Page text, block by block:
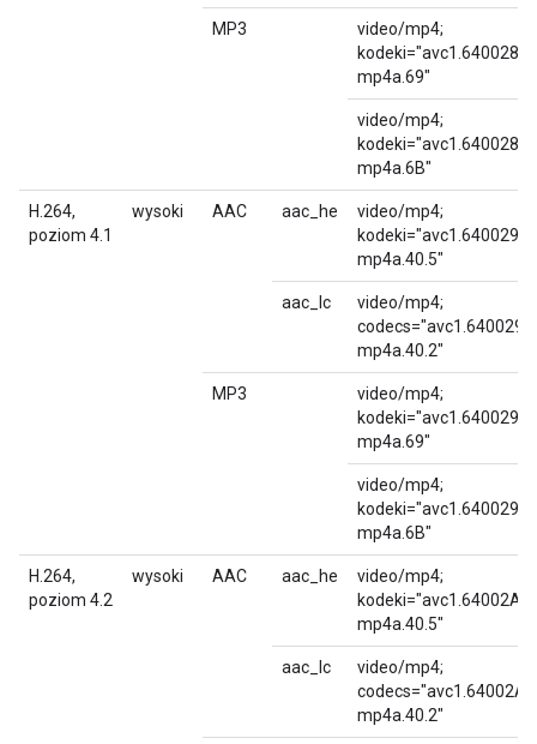
MP3
video/mp4;
kodeki="avc1.640028,
mp4a.69"
video/mp4;
kodeki="avc1.640028,
mp4a.6B"
H.264,
poziom 4.1
wysoki AAC aac_he
video/mp4;
kodeki="avc1.640029,
mp4a.40.5"
aac_lc
video/mp4;
codecs="avc1.640029,
mp4a.40.2"
MP3
video/mp4;
kodeki="avc1.640029,
mp4a.69"
video/mp4;
kodeki="avc1.640029,
mp4a.6B"
H.264,
poziom 4.2
wysoki AAC aac_he
video/mp4;
kodeki="avc1.64002A,
mp4a.40.5"
aac_lc
video/mp4;
codecs="avc1.64002A,
mp4a.40.2"